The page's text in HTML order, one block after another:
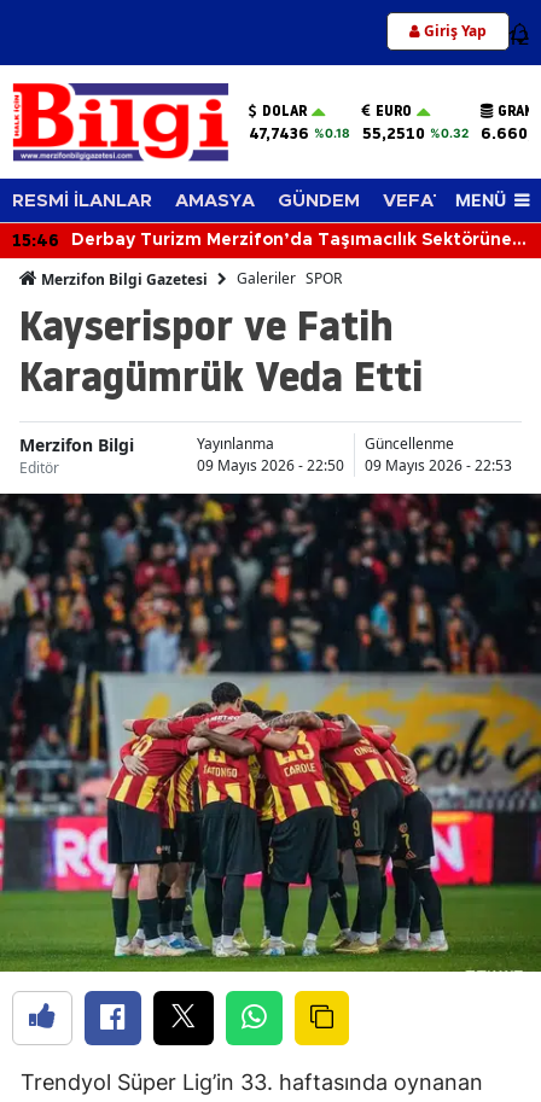
Giriş Yap 12
DOLAR
47,7436 %0.18
EURO
55,2510 %0.32
RESMİ İLANLAR AMASYA GÜNDEM VEFAT EDENLER
MENÜ
15:46
Derbay Turizm Merzifon’da Taşımacılık Sektörüne
Merzifon Bilgi Gazetesi Galeriler SPOR
Kayserispor ve Fatih
Karagümrük Veda Etti
Merzifon Bilgi
Editör
Yayınlanma
09 Mayıs 2026 - 22:50
Güncellenme
09 Mayıs 2026 - 22:53
Trendyol Süper Lig’in 33. haftasında oynanan